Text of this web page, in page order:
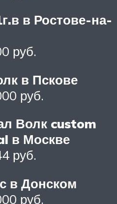
в Ростове-на-
руб.
в Пскове
руб.
Волк custom
в Москве
руб.
в Донском
руб.